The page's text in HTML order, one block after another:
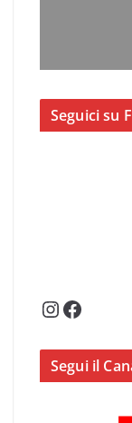
Seguici su
InstagramFacebook
Segui il